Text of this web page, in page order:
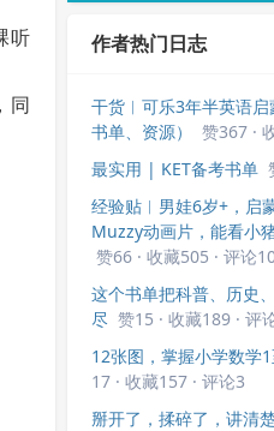
听
同
作者热门日志
干货︱可乐3年半英语启
书单、资源）
赞367 ·
最实用 | KET备考书单
经验贴︱男娃6岁+，启
Muzzy动画片，能看小
赞66 · 收藏505 · 评论
这个书单把科普、历史
尽 赞15 · 收藏189 · 评
12张图，掌握小学数学
17 · 收藏157 · 评论3
掰开了，揉碎了，讲清